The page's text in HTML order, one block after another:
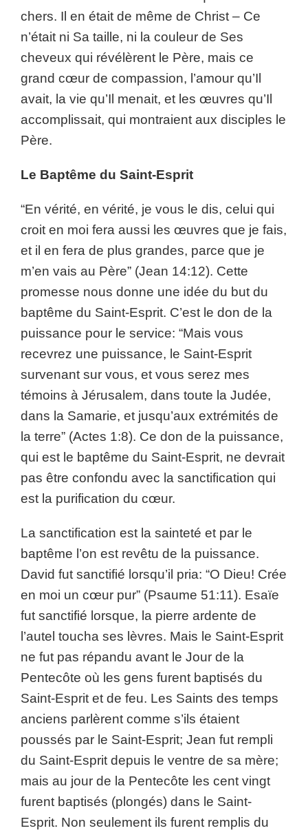
chers. Il en était de même de Christ – Ce
n’était ni Sa taille, ni la couleur de Ses
cheveux qui révélèrent le Père, mais ce
grand cœur de compassion, l’amour qu’Il
avait, la vie qu’Il menait, et les œuvres qu’Il
accomplissait, qui montraient aux disciples le
Père.
Le Baptême du Saint-Esprit
“En vérité, en vérité, je vous le dis, celui qui
croit en moi fera aussi les œuvres que je fais,
et il en fera de plus grandes, parce que je
m’en vais au Père” (Jean 14:12). Cette
promesse nous donne une idée du but du
baptême du Saint-Esprit. C’est le don de la
puissance pour le service: “Mais vous
recevrez une puissance, le Saint-Esprit
survenant sur vous, et vous serez mes
témoins à Jérusalem, dans toute la Judée,
dans la Samarie, et jusqu’aux extrémités de
la terre” (Actes 1:8). Ce don de la puissance,
qui est le baptême du Saint-Esprit, ne devrait
pas être confondu avec la sanctification qui
est la purification du cœur.
La sanctification est la sainteté et par le
baptême l’on est revêtu de la puissance.
David fut sanctifié lorsqu’il pria: “O Dieu! Crée
en moi un cœur pur” (Psaume 51:11). Esaïe
fut sanctifié lorsque, la pierre ardente de
l’autel toucha ses lèvres. Mais le Saint-Esprit
ne fut pas répandu avant le Jour de la
Pentecôte où les gens furent baptisés du
Saint-Esprit et de feu. Les Saints des temps
anciens parlèrent comme s’ils étaient
poussés par le Saint-Esprit; Jean fut rempli
du Saint-Esprit depuis le ventre de sa mère;
mais au jour de la Pentecôte les cent vingt
furent baptisés (plongés) dans le Saint-
Esprit. Non seulement ils furent remplis du